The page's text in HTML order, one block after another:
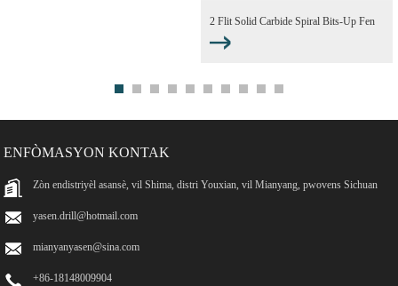
2 Flit Solid Carbide Spiral Bits-Up Fen
Mill ...
ENFÒMASYON KONTAK
Zòn endistriyèl asansè, vil Shima, distri Youxian, vil Mianyang, pwovens Sichuan
yasen.drill@hotmail.com
mianyanyasen@sina.com
+86-18148009904